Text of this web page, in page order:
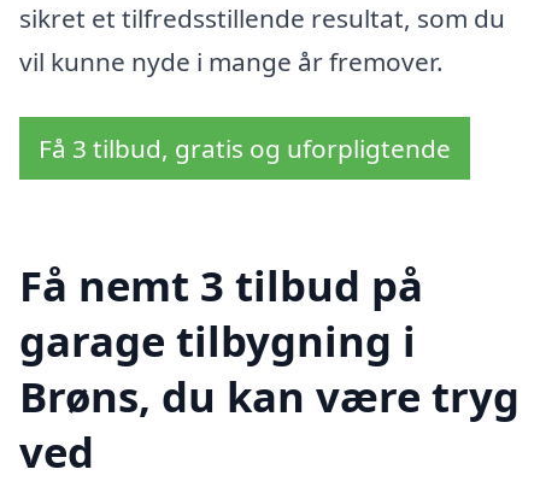
sikret et tilfredsstillende resultat, som du
vil kunne nyde i mange år fremover.
Få 3 tilbud, gratis og uforpligtende
Få nemt 3 tilbud på
garage tilbygning i
Brøns, du kan være tryg
ved